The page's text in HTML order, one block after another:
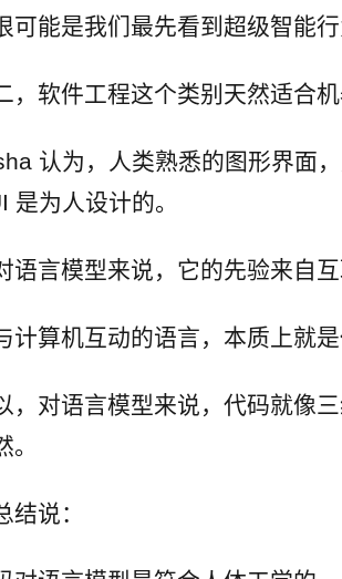
可能是我们最先看到超级智能
，软件工程这个类别天然适合
认为，人类熟悉的图形界面
是为人设计的。
语言模型来说，它的先验来自
计算机互动的语言，本质上就
，对语言模型来说，代码就像
。
结说：